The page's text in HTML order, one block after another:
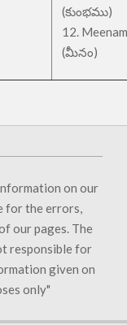
(కుంభము)
12. Meenam
(మీనం)
on our
for the errors,
our pages. The
responsible for
given on
only"